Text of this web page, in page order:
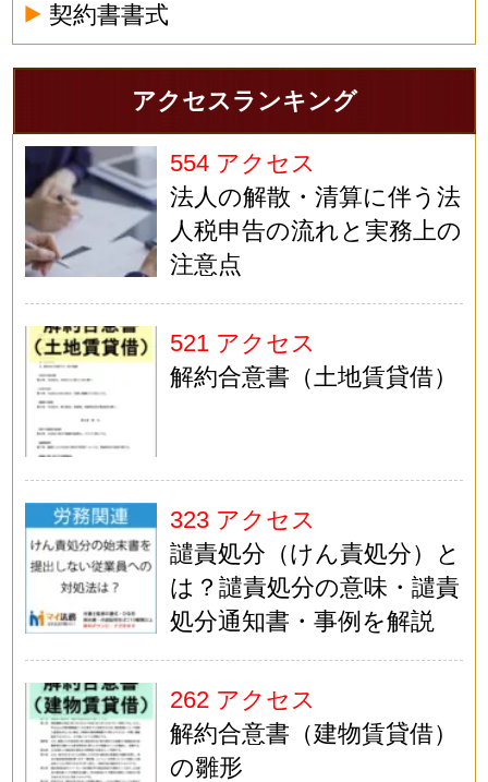
契約書書式
アクセスランキング
554 アクセス
法人の解散・清算に伴う法
人税申告の流れと実務上の
注意点
521 アクセス
解約合意書（土地賃貸借）
323 アクセス
譴責処分（けん責処分）と
は？譴責処分の意味・譴責
処分通知書・事例を解説
262 アクセス
解約合意書（建物賃貸借）
の雛形